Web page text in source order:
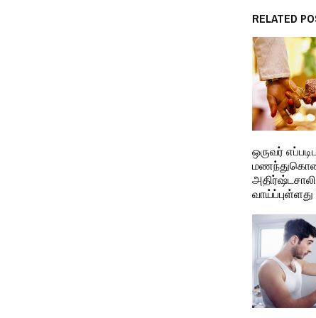
RELATED
ஒருவர்
வாய்ப்புள்ளது